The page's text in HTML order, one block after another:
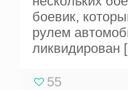
боевик,
рулем
ликвидирован
55